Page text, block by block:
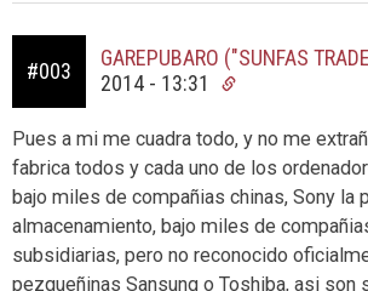
#003
GAREPUBARO ("SUNFAS
2014 - 13:31
Pues a mi me cuadra todo, y no me
fabrica todos y cada uno de los
bajo miles de compañias chinas, Sony la
almacenamiento, bajo miles de
subsidiarias, pero no reconocido
pezqueñinas Sansung o Toshiba, asi son